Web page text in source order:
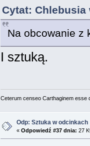
Cytat: Chlebusia
Na obcowanie z
I sztuką.
Ceterum censeo Carthaginem esse
Odp: Sztuka w odcinkach
« Odpowiedź #37 dnia: 27